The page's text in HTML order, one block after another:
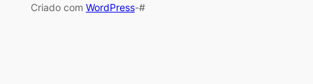
Criado com WordPress-#